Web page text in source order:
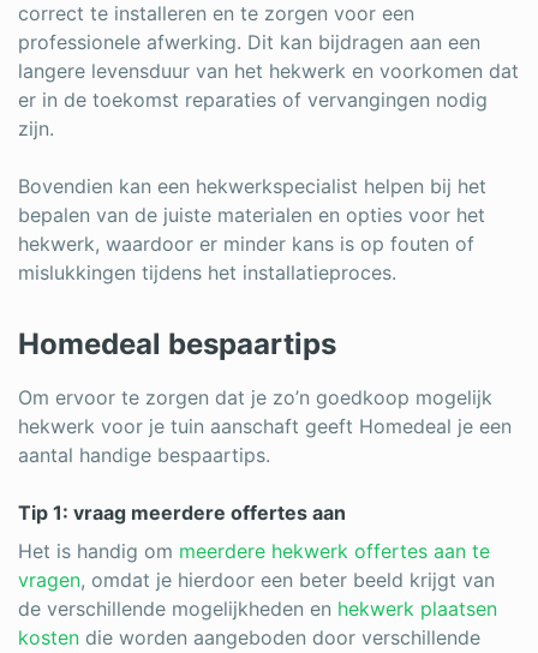
correct te installeren en te zorgen voor een
professionele afwerking. Dit kan bijdragen aan een
langere levensduur van het hekwerk en voorkomen dat
er in de toekomst reparaties of vervangingen nodig
zijn.
Bovendien kan een hekwerkspecialist helpen bij het
bepalen van de juiste materialen en opties voor het
hekwerk, waardoor er minder kans is op fouten of
mislukkingen tijdens het installatieproces.
Homedeal bespaartips
Om ervoor te zorgen dat je zo’n goedkoop mogelijk
hekwerk voor je tuin aanschaft geeft Homedeal je een
aantal handige bespaartips.
Tip 1: vraag meerdere offertes aan
Het is handig om meerdere hekwerk offertes aan te
vragen, omdat je hierdoor een beter beeld krijgt van
de verschillende mogelijkheden en hekwerk plaatsen
kosten die worden aangeboden door verschillende